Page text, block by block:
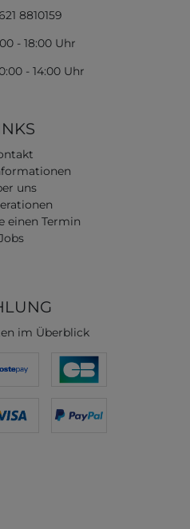
8810159
- 18:00 Uhr
- 14:00 Uhr
uns
einen Termin
im Überblick